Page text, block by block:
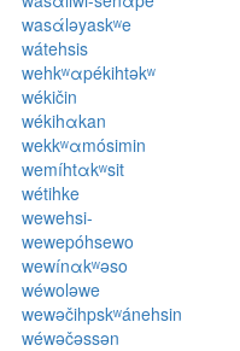
wasάləyaskʷe
wátehsis
wehkʷαpékihtəkʷ
wékičin
wékihαkan
wekkʷαmósimin
wemíhtαkʷsit
wétihke
wewehsi-
wewepóhsewo
wewínαkʷəso
wéwoləwe
wewəčihpskʷánehsin
wéwəčəssən